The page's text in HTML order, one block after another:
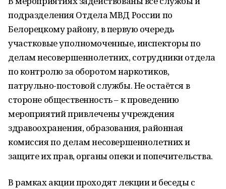
подразделения Отдела МВД России по
Белорецкому району, в первую очередь
участковые уполномоченные, инспекторы по
делам несовершеннолетних, сотрудники отдела
по контролю за оборотом наркотиков,
патрульно-постовой службы. Не остаётся в
стороне общественность – к проведению
мероприятий привлечены учреждения
здравоохранения, образования, районная
комиссия по делам несовершеннолетних и
защите их прав, органы опеки и попечительства.
В рамках акции проходят лекции и беседы с